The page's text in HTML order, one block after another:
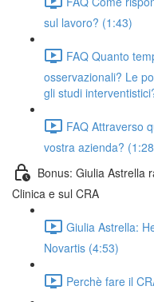
sul lavoro? (1:43)
FAQ Quanto
osservazionali? Le
gli studi
FAQ Attraverso
vostra azienda?
Bonus: Giulia Astrella
Clinica e sul CRA
Giulia Astrella:
Novartis (4:53)
Perchè fare il